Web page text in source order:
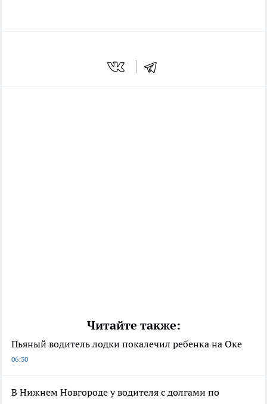
Читайте также:
Пьяный водитель лодки покалечил ребенка на Оке
06:30
В Нижнем Новгороде у водителя с долгами по